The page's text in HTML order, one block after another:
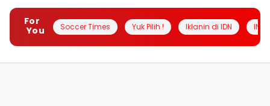
For
You
Soccer Times Yuk Pilih ! Iklanin di IDN